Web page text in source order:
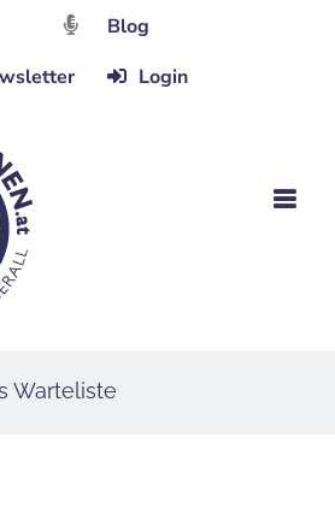
Blog
Login
Warteliste